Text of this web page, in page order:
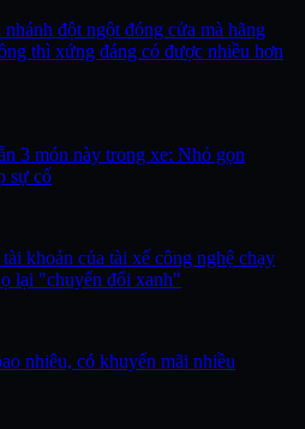
đột ngột đóng cửa mà hãng
thì xứng đáng có được nhiều hơn
3 món này trong xe: Nhỏ gọn
sự cố
khoản của tài xế công nghệ chạy
lại "chuyển đổi xanh"
nhiêu, có khuyến mãi nhiều